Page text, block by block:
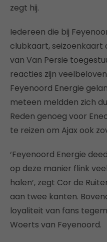
zegt hij.
Iedereen die bij
clubkaart, seizoenkaart
van Van Persie
reacties zijn
Feyenoord Energie
meteen meldden zich
Reden genoeg voor
te reizen om Ajax ook
‘Feyenoord Energie
op deze manier flink
halen’, zegt Cor de
aan twee kanten.
loyaliteit van fans
Woerts van Feyenoord.